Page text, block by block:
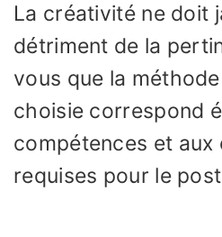
La créativité ne doit
détriment de la
vous que la méthode
choisie correspond
compétences et aux
requises pour le